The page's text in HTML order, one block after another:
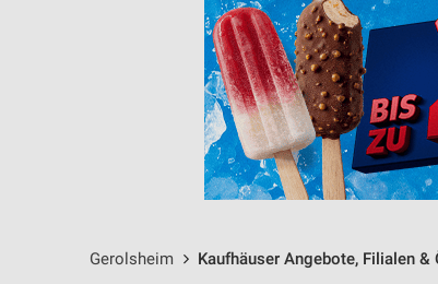
Gerolsheim Kaufhäuser Angebote, Filialen &